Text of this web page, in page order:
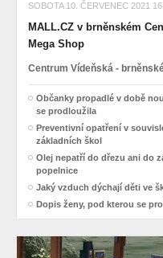
SOBOTA 10. ČERVENEC 2021
MALL.CZ v brněnském
Mega Shop
Centrum Vídeňská -
Občanky propadlé v době
se prodloužila
Preventivní opatření v
základních škol
Olej nepatří do dřezu ani do
popelnice
Jaký vzduch dýchají děti ve
Dopis ženy, pod kterou se